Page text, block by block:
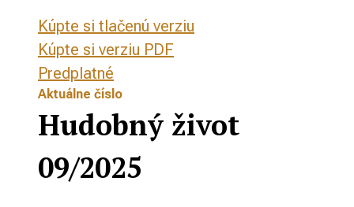
Kúpte si tlačenú verziu
Kúpte si verziu PDF
Predplatné
Aktuálne číslo
Hudobný život
09/2025